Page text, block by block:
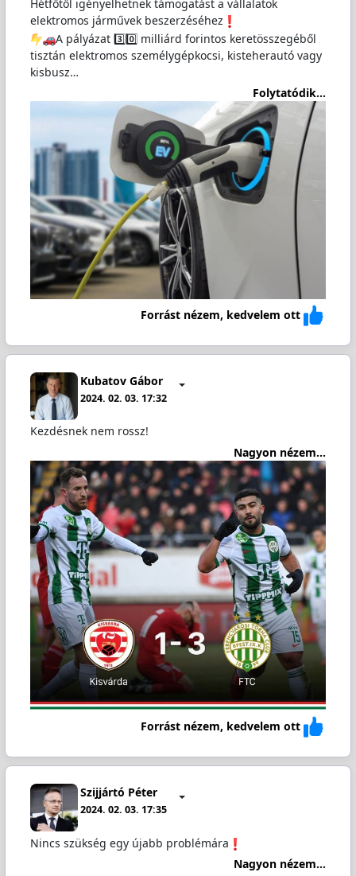
Hétfőtől igényelhetnek támogatást a vállalatok
elektromos járművek beszerzéséhez
A pályázat 3️⃣0️⃣ milliárd forintos keretösszegéből
tisztán elektromos személygépkocsi, kisteherautó vagy
kisbusz…
Folytatódik...
Forrást nézem, kedvelem ott
Kubatov Gábor
2024. 02. 03. 17:32
Kezdésnek nem rossz!
Nagyon nézem...
Forrást nézem, kedvelem ott
Szijjártó Péter
2024. 02. 03. 17:35
Nincs szükség egy újabb problémára
Nagyon nézem...